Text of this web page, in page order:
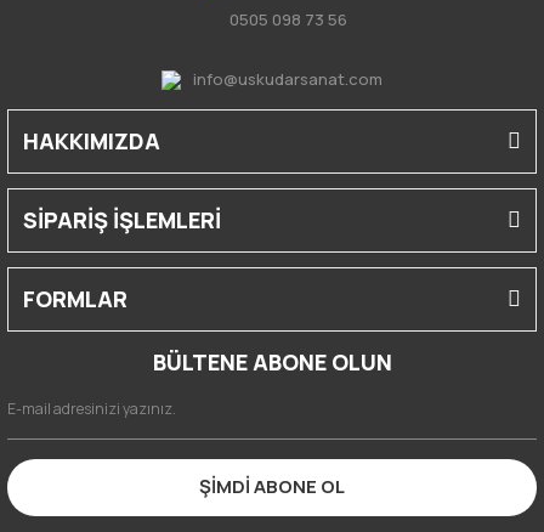
0505 098 73 56
info@uskudarsanat.com
HAKKIMIZDA
SİPARİŞ İŞLEMLERİ
FORMLAR
BÜLTENE ABONE OLUN
ŞİMDİ ABONE OL